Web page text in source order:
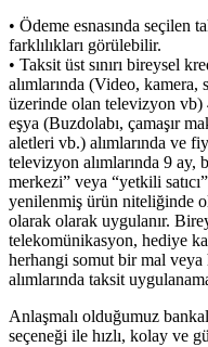
• Ödeme esnasında seçilen
farklılıkları görülebilir.
• Taksit üst sınırı bireysel
alımlarında (Video, kamera,
üzerinde olan televizyon vb)
eşya (Buzdolabı, çamaşır
aletleri vb.) alımlarında ve
televizyon alımlarında 9 ay,
merkezi” veya “yetkili
yenilenmiş ürün niteliğinde
olarak olarak uygulanır.
telekomünikasyon, hediye
herhangi somut bir mal
alımlarında taksit
Anlaşmalı olduğumuz
seçeneği ile hızlı, kolay ve